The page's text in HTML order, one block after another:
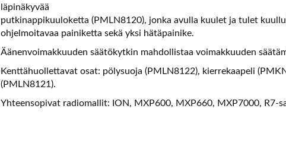
läpinäkyvää
putkinappikuuloketta (PMLN8120), jonka avulla kuulet ja tulet
ohjelmoitavaa painiketta sekä yksi hätäpainike.
Äänenvoimakkuuden säätökytkin mahdollistaa voimakkuuden
Kenttähuollettavat osat: pölysuoja (PMLN8122), kierrekaapeli
(PMLN8121).
Yhteensopivat radiomallit: ION, MXP600, MXP660, MXP7000, R7-